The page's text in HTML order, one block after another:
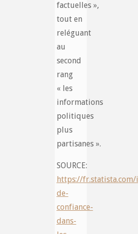
factuelles »,
tout en
reléguant
au
second
rang
« les
informations
politiques
plus
partisanes ».
SOURCE:
https://
de-
confiance-
dans-